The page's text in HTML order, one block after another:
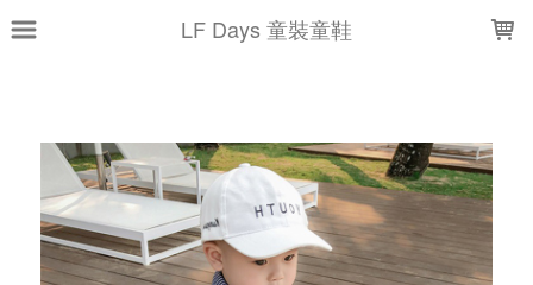
LF Days 童裝童鞋